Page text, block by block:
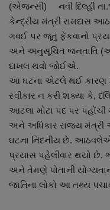
About Author
Contact
Dipotsav Special
આંતરરાષ્ટ્રીય
રાષ્ટ્રીય
ગુજરાત
જુનાગઢ
(એજન્સી) નવી દિલ્હી
કેન્દ્રીય મંત્રી રામદાસ
ગવઈ પર જૂતું ફેંકવાનો
અને અનુસૂચિત જનતાતિ
દાખલ થવો જોઈએ.
આ ઘટના એટલે થઈ કારણ
સ્વીકાર ન કરી શક્યા કે,
આટલા મોટા પદ પર
અને અધિકાર રાજ્ય
ઘટના નિંદનીય છે.
પ્રયાસ પહેલીવાર થયો
અને તેમણે પોતાની
જાતિના લોકો આ તથ્ય